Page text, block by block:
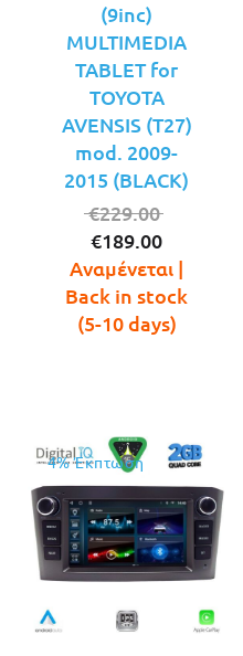
(9inc)
MULTIMEDIA
TABLET for
TOYOTA
AVENSIS (T27)
mod. 2009-
2015 (BLACK)
€229.00
was:
€229.00.
€189.00
τρέχουσα
τιμή
είναι:
Αναμένεται |
Back in stock
(5-10 days)
4% Έκπτωση